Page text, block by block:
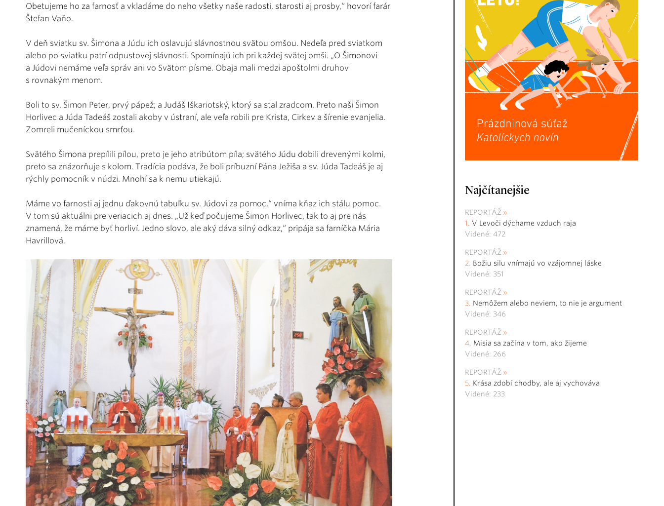
Obetujeme ho za farnosť a vkladáme do neho všetky naše radosti, starosti aj prosby,“ hovorí farár
Štefan Vaňo.
V deň sviatku sv. Šimona a Júdu ich oslavujú slávnostnou svätou omšou. Nedeľa pred sviatkom
alebo po sviatku patrí odpustovej slávnosti. Spomínajú ich pri každej svätej omši. „O Šimonovi
a Júdovi nemáme veľa správ ani vo Svätom písme. Obaja mali medzi apoštolmi druhov
s rovnakým menom.
Boli to sv. Šimon Peter, prvý pápež; a Judáš Iškariotský, ktorý sa stal zradcom. Preto naši Šimon
Horlivec a Júda Tadeáš zostali akoby v ústraní, ale veľa robili pre Krista, Cirkev a šírenie evanjelia.
Zomreli mučeníckou smrťou.
Svätého Šimona prepílili pílou, preto je jeho atribútom píla; svätého Júdu dobili drevenými kolmi,
preto sa znázorňuje s kolom. Tradícia podáva, že boli príbuzní Pána Ježiša a sv. Júda Tadeáš je aj
rýchly pomocník v núdzi. Mnohí sa k nemu utiekajú.
Máme vo farnosti aj jednu ďakovnú tabuľku sv. Júdovi za pomoc,“ vníma kňaz ich stálu pomoc.
V tom sú aktuálni pre veriacich aj dnes. „Už keď počujeme Šimon Horlivec, tak to aj pre nás
znamená, že máme byť horliví. Jedno slovo, ale aký dáva silný odkaz,“ pripája sa farníčka Mária
Havrillová.
Najčítanejšie
REPORTÁŽ
V Levoči dýchame vzduch raja
Videné: 472
REPORTÁŽ
Božiu silu vnímajú vo vzájomnej láske
Videné: 351
REPORTÁŽ
Nemôžem alebo neviem, to nie je argument
Videné: 346
REPORTÁŽ
Misia sa začína v tom, ako žijeme
Videné: 266
REPORTÁŽ
Krása zdobí chodby, ale aj vychováva
Videné: 233